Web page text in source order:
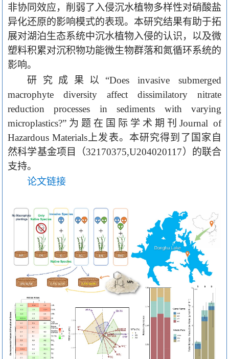
非协同效应，削弱了入侵沉水植物多样性对硝酸盐
异化还原的影响模式的表现。本研究结果有助于拓
展对湖泊生态系统中沉水植物入侵的认识，以及微
塑料积累对沉积物功能微生物群落和氮循环系统的
影响。
研究成果以“Does invasive submerged
macrophyte diversity affect dissimilatory nitrate
reduction processes in sediments with varying
microplastics?” 为题在国际学术期刊 Journal of
Hazardous Materials 上发表。本研究得到了国家自
然科学基金项目（32170375,U204020117）的联合
支持。
论文链接